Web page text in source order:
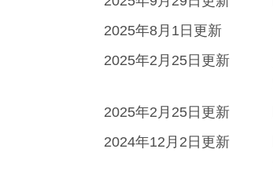
2025年8月1日更新
2025年2月25日更新
2025年2月25日更新
2024年12月2日更新